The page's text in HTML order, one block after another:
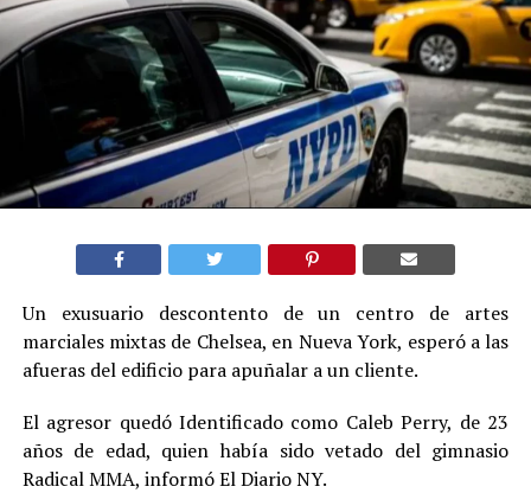
Un exusuario descontento de un centro de artes
marciales mixtas de Chelsea, en Nueva York, esperó a las
afueras del edificio para apuñalar a un cliente.
El agresor quedó Identificado como Caleb Perry, de 23
años de edad, quien había sido vetado del gimnasio
Radical MMA, informó El Diario NY.